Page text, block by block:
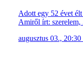
Adott egy 52 évet
Amiről írt: szerelem,
augusztus 03.,